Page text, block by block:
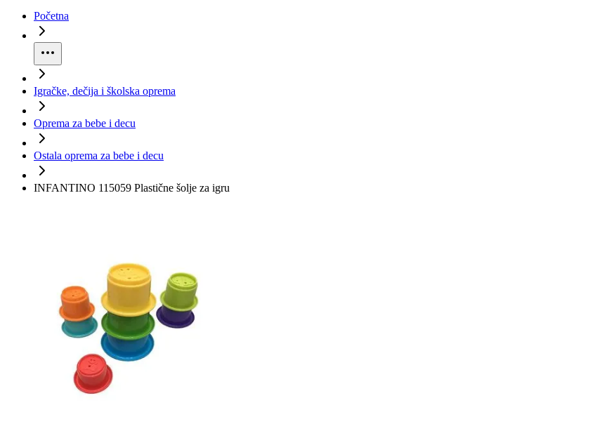
Početna
Igračke, dečija i školska oprema
Oprema za bebe i decu
Ostala oprema za bebe i decu
INFANTINO 115059 Plastične šolje za igru